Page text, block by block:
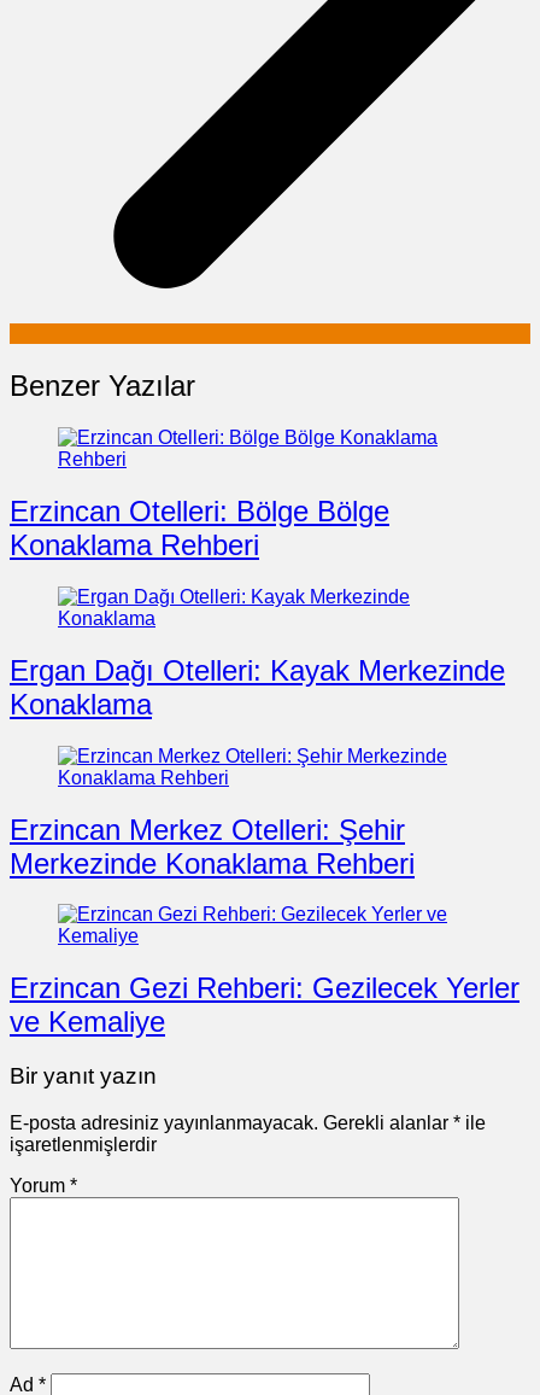
Benzer Yazılar
Erzincan Otelleri: Bölge Bölge
Konaklama Rehberi
Ergan Dağı Otelleri: Kayak Merkezinde
Konaklama
Erzincan Merkez Otelleri: Şehir
Merkezinde Konaklama Rehberi
Erzincan Gezi Rehberi: Gezilecek Yerler
ve Kemaliye
Bir yanıt yazın
E-posta adresiniz yayınlanmayacak. Gerekli alanlar * ile
işaretlenmişlerdir
Yorum *
Ad *